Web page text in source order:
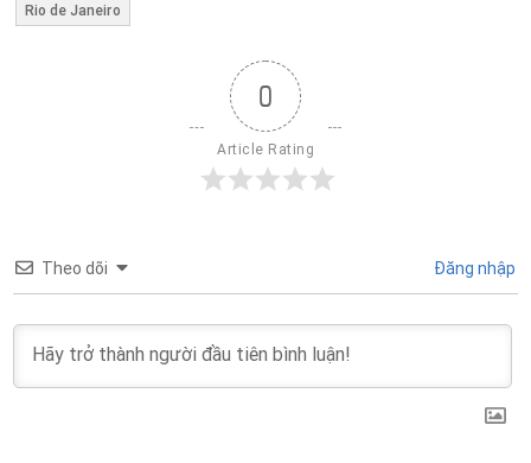
Rio de Janeiro
0
Article Rating
Theo dõi Đăng nhập